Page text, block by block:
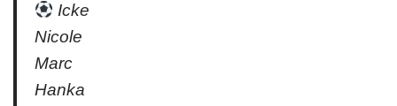
Icke
Nicole
Marc
Hanka